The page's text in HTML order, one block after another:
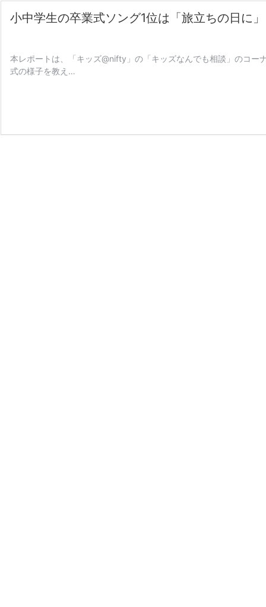
小中学生の卒業式ソング1位は「旅立ちの日に」
本レポートは、「キッズ@nifty」の「キッズなんでも相談」のコー
式の様子を教え…